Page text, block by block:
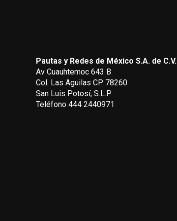
Pautas y Redes de México S.A. de C.V.
Av Cuauhtemoc 643 B
Col. Las Aguilas CP 78260
San Luis Potosí, S.L.P.
Teléfono 444 2440971